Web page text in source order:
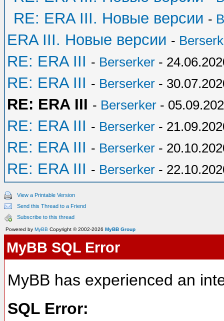
RE: ERA III. Новые версии -
ERA III. Новые версии -
RE: ERA III - Berserker -
RE: ERA III - Berserker -
RE: ERA III - Berserker -
RE: ERA III - Berserker -
RE: ERA III - Berserker -
RE: ERA III - Berserker -
View a Printable Version
Send this Thread to a Friend
Subscribe to this thread
Powered by MyBB Copyright © 2002-2026 MyBB Group
MyBB SQL Error
MyBB has experienced an
SQL Error: